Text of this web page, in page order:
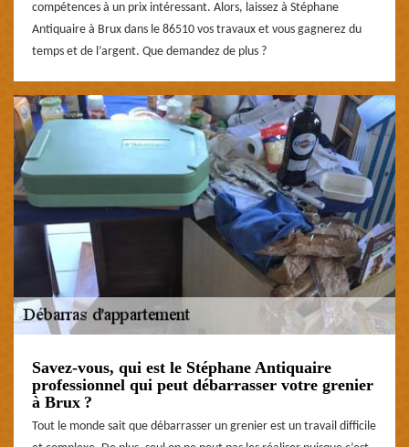
compétences à un prix intéressant. Alors, laissez à Stéphane
Antiquaire à Brux dans le 86510 vos travaux et vous gagnerez du
temps et de l’argent. Que demandez de plus ?
Savez-vous, qui est le Stéphane Antiquaire
professionnel qui peut débarrasser votre grenier
à Brux ?
Tout le monde sait que débarrasser un grenier est un travail difficile